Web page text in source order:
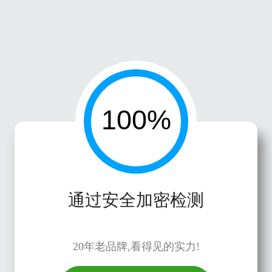
通过安全加密检测
20年老品牌,看得见的实力!